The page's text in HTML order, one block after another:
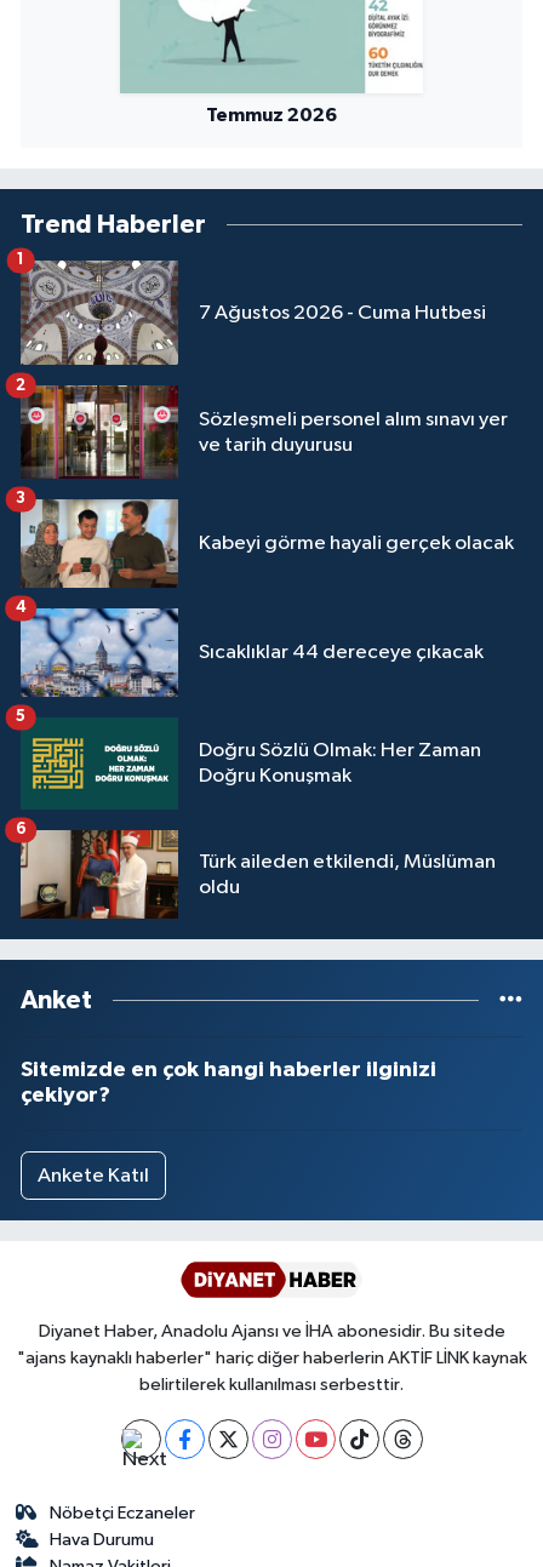
Temmuz 2026
Trend Haberler
7 Ağustos 2026 - Cuma Hutbesi
1
Sözleşmeli personel alım sınavı yer
ve tarih duyurusu
2
Kabeyi görme hayali gerçek olacak
3
Sıcaklıklar 44 dereceye çıkacak
4
Doğru Sözlü Olmak: Her Zaman
Doğru Konuşmak
5
Türk aileden etkilendi, Müslüman
oldu
6
Anket
Sitemizde en çok hangi haberler ilginizi
çekiyor?
Ankete Katıl
Diyanet Haber, Anadolu Ajansı ve İHA abonesidir. Bu sitede
"ajans kaynaklı haberler" hariç diğer haberlerin AKTİF LİNK kaynak
belirtilerek kullanılması serbesttir.
Nöbetçi Eczaneler
Hava Durumu
Yozgat Müftülüğü